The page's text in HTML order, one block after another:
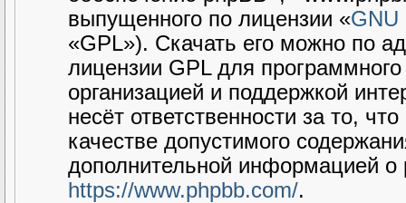
выпущенного по лицензии «GNU
«GPL»). Скачать его можно по
лицензии GPL для
организацией и поддержкой
несёт ответственности за то,
качестве допустимого
дополнительной информацией
https://www.phpbb.com/.